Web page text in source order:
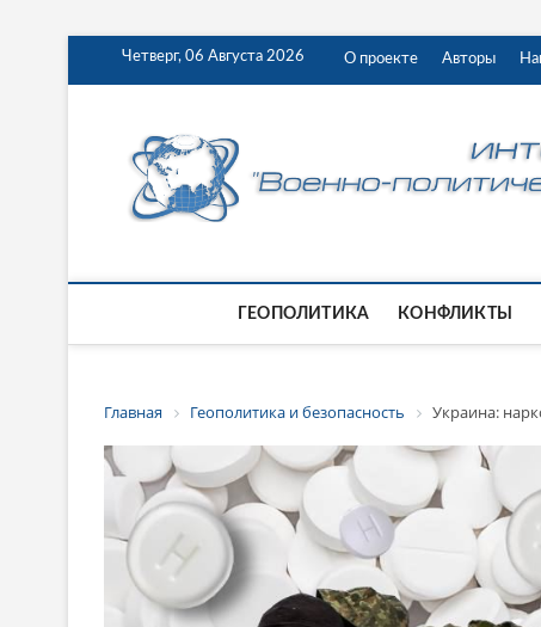
Четверг, 06 Августа 2026 О проекте Авторы
ГЕОПОЛИТИКА КОНФЛИКТЫ
Главная Геополитика и безопасность Украина: